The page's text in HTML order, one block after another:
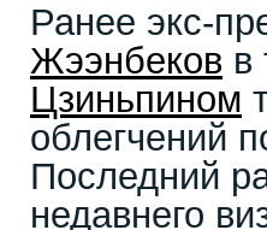
Ранее экс-
Жээнбеков в
Цзиньпином
облегчений
Последний
недавнего